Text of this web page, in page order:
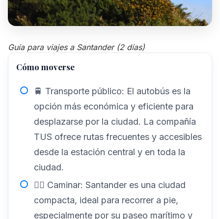
Guía para viajes a Santander (2 días)
Cómo moverse
🚆 Transporte público: El autobús es la
opción más económica y eficiente para
desplazarse por la ciudad. La compañía
TUS ofrece rutas frecuentes y accesibles
desde la estación central y en toda la
ciudad.
🚶‍♂️ Caminar: Santander es una ciudad
compacta, ideal para recorrer a pie,
especialmente por su paseo marítimo y